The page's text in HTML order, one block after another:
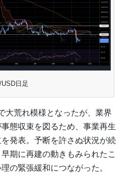
USD日足
大荒れ模様となったが、業界
態収束を図るため、事業再生
を発表。予断を許さぬ状況が続
期に再建の動きもみられたこ
の緊張緩和につながった。